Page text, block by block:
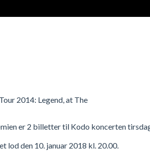
2014: Legend, at The
er 2 billetter til Kodo koncerten
lod den 10. januar 2018 kl. 20.00.